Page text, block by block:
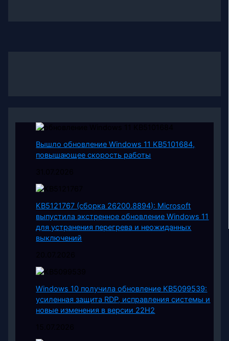
Вышло обновление Windows 11 KB5101684,
повышающее скорость работы
KB5121767 (сборка 26200.8894): Microsoft
выпустила экстренное обновление Windows 11
для устранения перегрева и неожиданных
выключений
Windows 10 получила обновление KB5099539:
усиленная защита RDP, исправления системы и
новые изменения в версии 22H2